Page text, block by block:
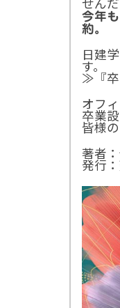
せん
今年
約。
日建
す。
≫『卒
オフ
卒業
皆様
著者
発行